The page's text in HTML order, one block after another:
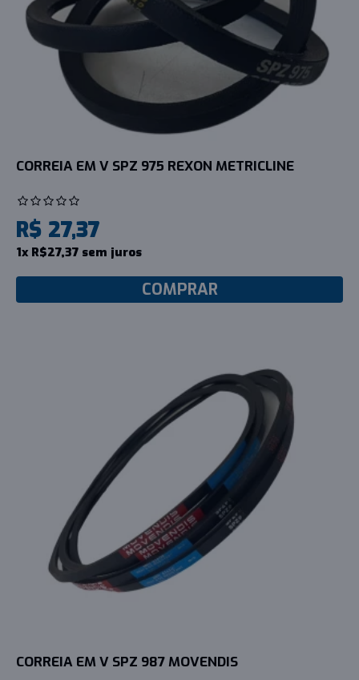
CORREIA EM V SPZ 975 REXON METRICLINE
R$ 27,37
1x R$27,37 sem juros
COMPRAR
CORREIA EM V SPZ 987 MOVENDIS